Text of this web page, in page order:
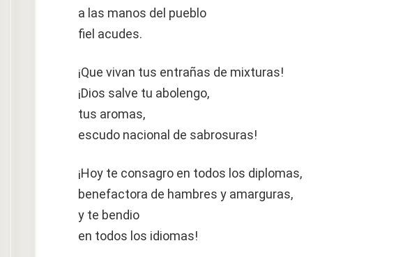
a las manos del pueblo
fiel acudes.
¡Que vivan tus entrañas de mixturas!
¡Dios salve tu abolengo,
tus aromas,
escudo nacional de sabrosuras!
¡Hoy te consagro en todos los diplomas,
benefactora de hambres y amarguras,
y te bendio
en todos los idiomas!